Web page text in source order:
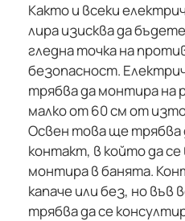
Както и всеки
лира изисква да
гледна точка на
безопасност.
трябва да монтира на
малко от 60 см от
Освен това ще трябва
контакт, в който да
монтира в банята.
капаче или без, но във
трябва да се